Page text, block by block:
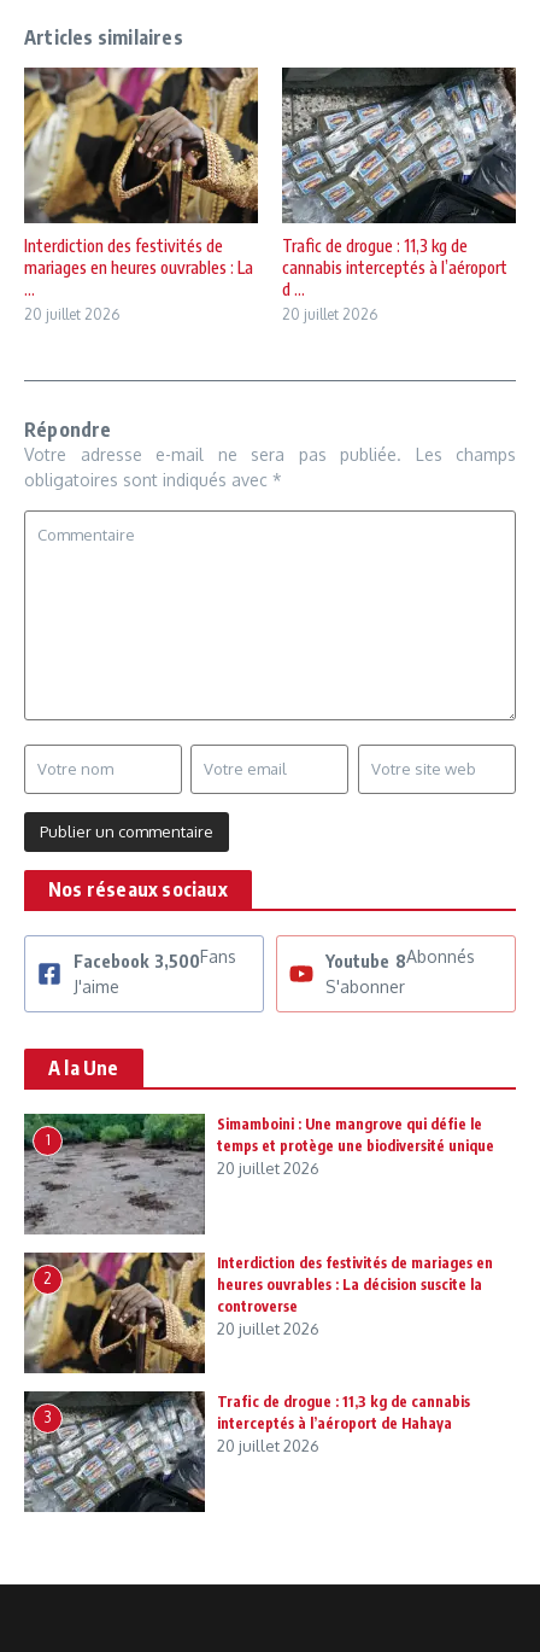
Articles similaires
Interdiction des festivités de
mariages en heures ouvrables : La
...
20 juillet 2026
Trafic de drogue : 11,3 kg de
cannabis interceptés à l’aéroport
d ...
20 juillet 2026
Répondre
Votre adresse e-mail ne sera pas publiée.
Les champs
obligatoires sont indiqués avec *
Nos réseaux sociaux
Facebook 3,500Fans
J'aime
Youtube 8Abonnés
S'abonner
A la Une
1
Simamboini : Une mangrove qui défie le
temps et protège une biodiversité unique
20 juillet 2026
2
Interdiction des festivités de mariages en
heures ouvrables : La décision suscite la
controverse
20 juillet 2026
3
Trafic de drogue : 11,3 kg de cannabis
interceptés à l’aéroport de Hahaya
20 juillet 2026